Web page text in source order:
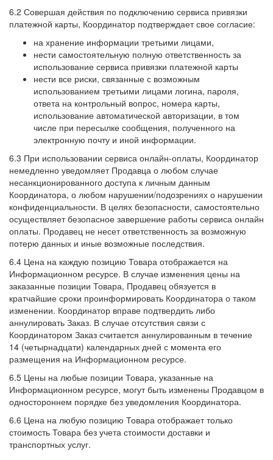
6.2 Совершая действия по подключению сервиса привязки
платежной карты, Координатор подтверждает свое согласие:
на хранение информации третьими лицами,
нести самостоятельную полную ответственность за
использование сервиса привязки платежной карты
нести все риски, связанные с возможным
использованием третьими лицами логина, пароля,
ответа на контрольный вопрос, номера карты,
использование автоматической авторизации, в том
числе при пересылке сообщения, полученного на
электронную почту и иной информации.
6.3 При использовании сервиса онлайн-оплаты, Координатор
немедленно уведомляет Продавца о любом случае
несанкционированного доступа к личным данным
Координатора, о любом нарушении/подозрениях о нарушении
конфиденциальности. В целях безопасности, самостоятельно
осуществляет безопасное завершение работы сервиса онлайн
оплаты. Продавец не несет ответственность за возможную
потерю данных и иные возможные последствия.
6.4 Цена на каждую позицию Товара отображается на
Информационном ресурсе. В случае изменения цены на
заказанные позиции Товара, Продавец обязуется в
кратчайшие сроки проинформировать Координатора о таком
изменении. Координатор вправе подтвердить либо
аннулировать Заказ. В случае отсутствия связи с
Координатором Заказ считается аннулированным в течение
14 (четырнадцати) календарных дней с момента его
размещения на Информационном ресурсе.
6.5 Цены на любые позиции Товара, указанные на
Информационном ресурсе, могут быть изменены Продавцом в
одностороннем порядке без уведомления Координатора.
6.6 Цена на любую позицию Товара отображает только
стоимость Товара без учета стоимости доставки и
транспортных услуг.